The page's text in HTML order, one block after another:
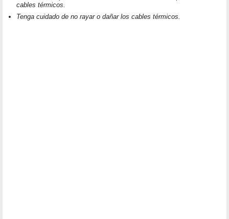
cables térmicos.
Tenga cuidado de no rayar o dañar los cables térmicos.